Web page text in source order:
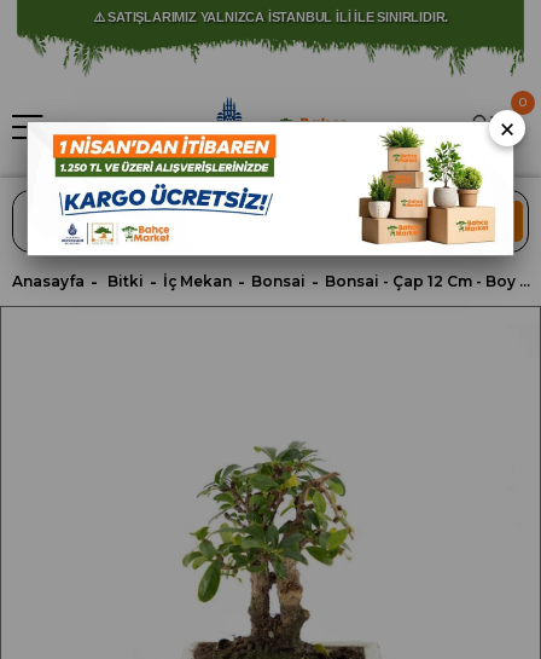
⚠️ SATIŞLARIMIZ YALNIZCA İSTANBUL İLİ İLE SINIRLIDIR.
ARA
0
Anasayfa Bitki İç Mekan Bonsai Bonsai - Çap 12 Cm - Boy 10-20 Cm Yeşil
×